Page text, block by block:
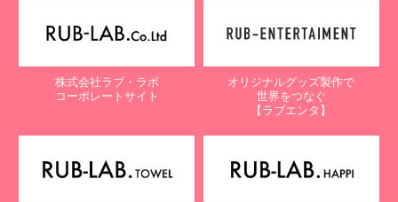
株式会社ラブ・ラボ
コーポレートサイト
オリジナルグッズ製作で
世界をつなぐ
【ラブエンタ】